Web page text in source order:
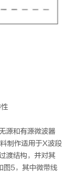
源和有源微波器
制作适用于X波段
渡结构，并对其
图5，其中微带线